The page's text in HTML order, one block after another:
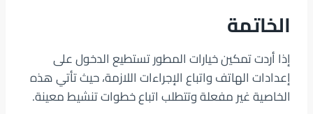
الخاتمة
إذا أردت تمكين خيارات المطور تستطيع الدخول على
إعدادات الهاتف واتباع الإجراءات اللازمة، حيث تأتي هذه
الخاصية غير مفعلة وتتطلب اتباع خطوات تنشيط معينة.